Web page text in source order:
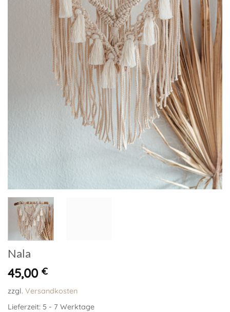
Nala
45,00 €
zzgl. Versandkosten
Lieferzeit: 5 - 7 Werktage